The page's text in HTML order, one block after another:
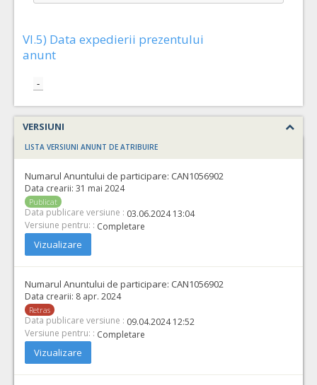
VI.5) Data expedierii prezentului
anunt
-
VERSIUNI
LISTA VERSIUNI ANUNT DE ATRIBUIRE
Numarul Anuntului de participare: CAN1056902
Data crearii: 31 mai 2024
Publicat
Data publicare versiune : 03.06.2024 13:04
Versiune pentru: : Completare
Vizualizare
Numarul Anuntului de participare: CAN1056902
Data crearii: 8 apr. 2024
Retras
Data publicare versiune : 09.04.2024 12:52
Versiune pentru: : Completare
Vizualizare